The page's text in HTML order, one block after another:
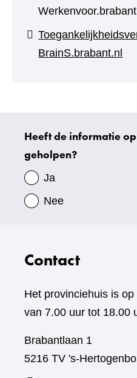
BrainS.brabant.nl
Uw
gegevens
Heeft de informatie
geholpen?
Ja
Nee
Contact
Het provinciehuis is
van 7.00 uur tot 18.00
Brabantlaan 1
5216 TV 's-